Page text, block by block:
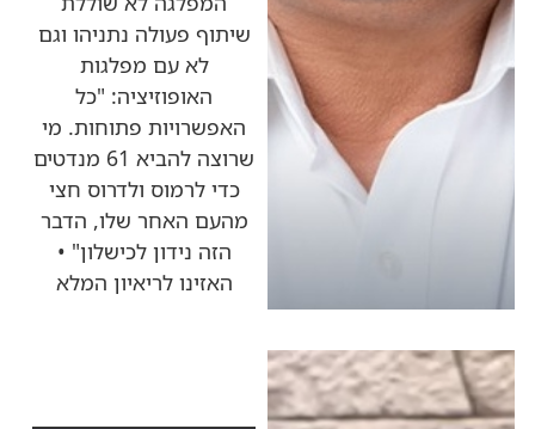
שיתוף פעולה נתניהו וגם
לא עם מפלגות
האופוזיציה: "כל
האפשרויות פתוחות. מי
שרוצה להביא 61 מנדטים
כדי לרמוס ולדרוס חצי
מהעם האחר שלו, הדבר
הזה נידון לכישלון" •
האזינו לריאיון המלא